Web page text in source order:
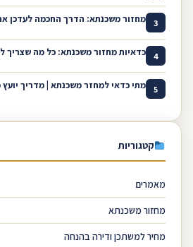
3 מחזור משכנתא: הדרך החכמה לעדכן
4 כדאיות מחזור משכנתא: כל מה שצריך
5 מתי כדאי למחזר משכנתא | מדריך
קטגוריות
מאמרים
מחזור משכנתא
מחיר למשתכן ודירה בהנחה